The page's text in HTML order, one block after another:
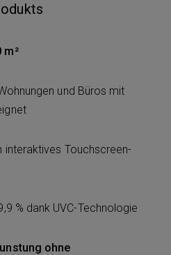
m²
und Büros mit
interaktives Touchscreen-
% dank UVC-Technologie
ohne